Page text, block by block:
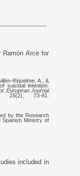
Ramón Arce for
Riquelme, A., &
suicidal intention:
European Journal
15(2), 73-81.
by the Research
Spanish Ministry of
included in